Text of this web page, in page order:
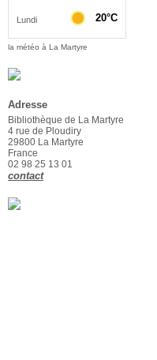
la météo à La Martyre
Adresse
Bibliothèque de La Martyre
4 rue de Ploudiry
29800 La Martyre
France
02 98 25 13 01
contact